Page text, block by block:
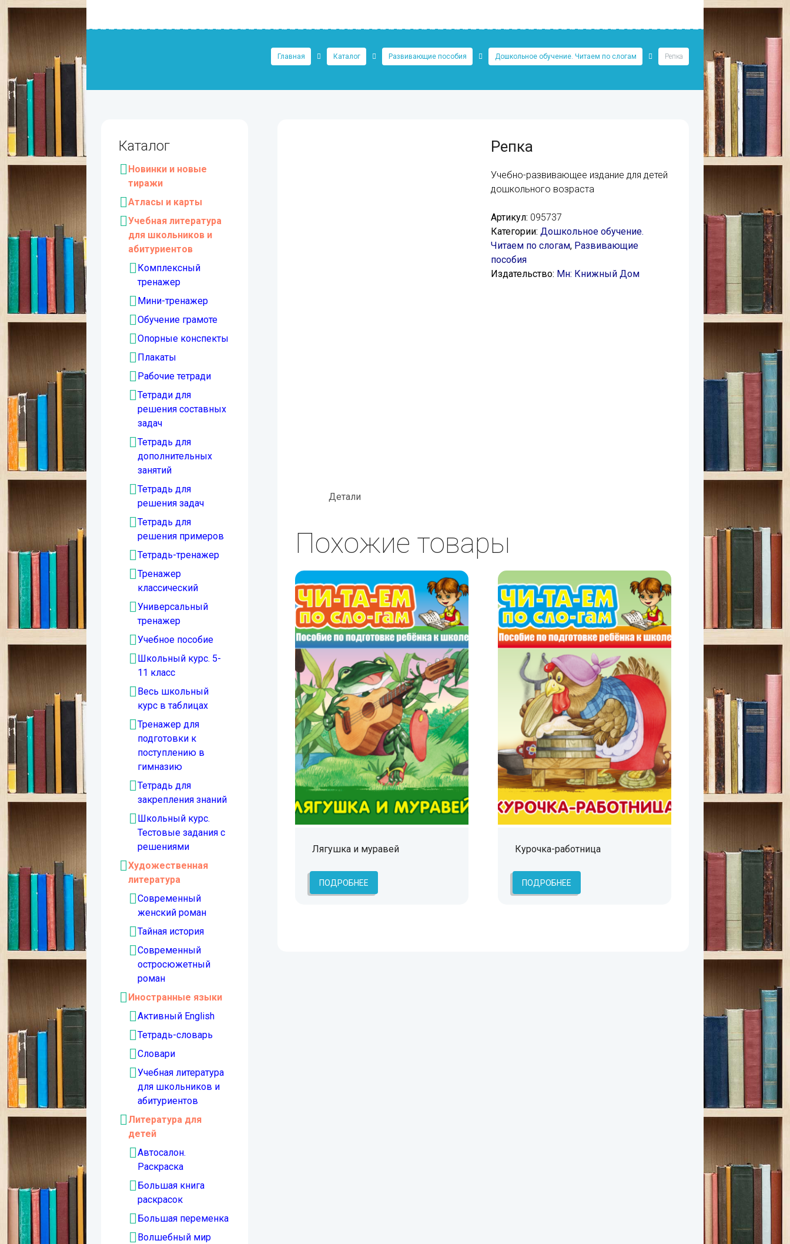
Главная Каталог Развивающие пособия Дошкольное обучение. Читаем по слогам Репка
Репка
Учебно-развивающее издание для детей
дошкольного возраста
Артикул: 095737
Категории: Дошкольное обучение.
Читаем по слогам, Развивающие
пособия
Издательство: Мн: Книжный Дом
Детали
Похожие товары
Лягушка и муравей
ПОДРОБНЕЕ
Курочка-работница
ПОДРОБНЕЕ
Каталог
Новинки и новые
тиражи
Атласы и карты
Учебная литература
для школьников и
абитуриентов
Комплексный
тренажер
Мини-тренажер
Обучение грамоте
Опорные конспекты
Плакаты
Рабочие тетради
Тетради для
решения составных
задач
Тетрадь для
дополнительных
занятий
Тетрадь для
решения задач
Тетрадь для
решения примеров
Тетрадь-тренажер
Тренажер
классический
Универсальный
тренажер
Учебное пособие
Школьный курс. 5-
11 класс
Весь школьный
курс в таблицах
Тренажер для
подготовки к
поступлению в
гимназию
Тетрадь для
закрепления знаний
Школьный курс.
Тестовые задания с
решениями
Художественная
литература
Современный
женский роман
Тайная история
Современный
остросюжетный
роман
Иностранные языки
Активный English
Тетрадь-словарь
Словари
Учебная литература
для школьников и
абитуриентов
Литература для
детей
Автосалон.
Раскраска
Большая книга
раскрасок
Большая переменка
Волшебный мир